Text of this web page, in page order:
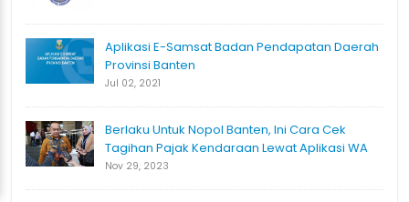
Aplikasi E-Samsat Badan Pendapatan Daerah
Provinsi Banten
Jul 02, 2021
Berlaku Untuk Nopol Banten, Ini Cara Cek
Tagihan Pajak Kendaraan Lewat Aplikasi WA
Nov 29, 2023